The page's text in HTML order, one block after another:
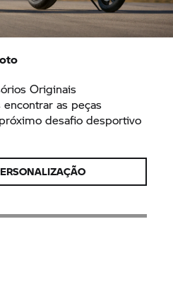
Originais
encontrar as peças
desafio desportivo